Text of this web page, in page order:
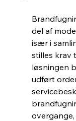
del af
især i
stilles krav
løsningen
udført